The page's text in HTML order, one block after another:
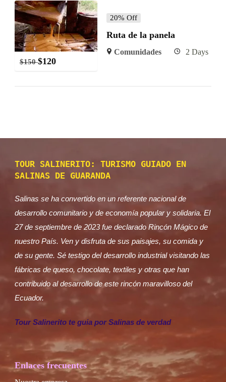
$150 $120
20% Off
Ruta de la panela
Comunidades 2 Days
TOUR SALINERITO: TURISMO GUIADO EN
SALINAS DE GUARANDA
Salinas se ha convertido en un referente nacional de
desarrollo comunitario y de economía popular y solidaria. El
27 de septiembre de 2023 fue declarado Rincón Mágico de
nuestro País. Ven y disfruta de sus paisajes, su comida y
de su gente. Sé testigo del desarrollo industrial visitando las
fábricas de queso, chocolate, textiles y otras que han
contribuido al desarrollo de este rincón maravilloso del
Ecuador.
Tour Salinerito te guia por Salinas de verdad
Enlaces frecuentes